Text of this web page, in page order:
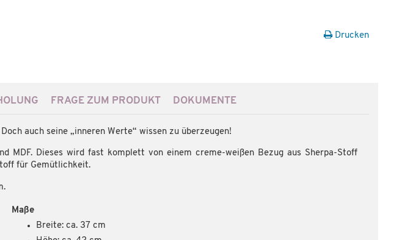
Drucken
FRAGE ZUM PRODUKT DOKUMENTE
auch seine „inneren Werte“ wissen zu überzeugen!
Dieses wird fast komplett von einem creme-weißen Bezug aus Sherpa-Stoff
für Gemütlichkeit.
Maße
Breite: ca. 37 cm